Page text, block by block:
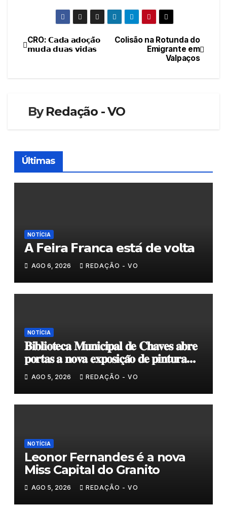
Navegação
Colisão na Rotunda do
Emigrante em
Valpaços
CRO: 𝗖𝗮𝗱𝗮 𝗮𝗱𝗼𝗰̧𝗮̃𝗼
𝗺𝘂𝗱𝗮 𝗱𝘂𝗮𝘀 𝘃𝗶𝗱𝗮𝘀
ByRedação - VO
Últimas
NOTÍCIA
𝗔 𝗙𝗲𝗶𝗿𝗮 𝗙𝗿𝗮𝗻𝗰𝗮 𝗲𝘀𝘁𝗮́ 𝗱𝗲 𝘃𝗼𝗹𝘁𝗮
AGO 6, 2026 REDAÇÃO - VO
NOTÍCIA
𝐁𝐢𝐛𝐥𝐢𝐨𝐭𝐞𝐜𝐚 𝐌𝐮𝐧𝐢𝐜𝐢𝐩𝐚𝐥 𝐝𝐞 𝐂𝐡𝐚𝐯𝐞𝐬 𝐚𝐛𝐫𝐞
𝐩𝐨𝐫𝐭𝐚𝐬 𝐚 𝐧𝐨𝐯𝐚 𝐞𝐱𝐩𝐨𝐬𝐢𝐜̧𝐚̃𝐨 𝐝𝐞 𝐩𝐢𝐧𝐭𝐮𝐫𝐚
𝐝𝐮𝐫𝐚𝐧𝐭𝐞 𝐨 𝐦𝐞̂𝐬 𝐝𝐞 𝐚𝐠𝐨𝐬𝐭𝐨
AGO 5, 2026 REDAÇÃO - VO
NOTÍCIA
Leonor Fernandes é a nova
Miss Capital do Granito
AGO 5, 2026 REDAÇÃO - VO